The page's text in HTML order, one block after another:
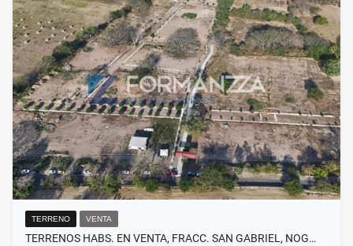
TERRENO VENTA
TERRENOS HABS. EN VENTA, FRACC. SAN GABRIEL, NOG…